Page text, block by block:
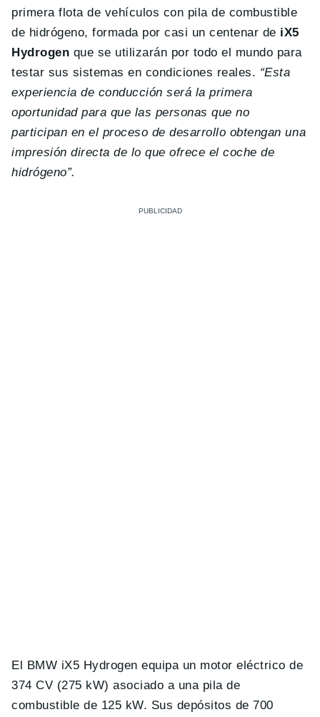
primera flota de vehículos con pila de combustible
de hidrógeno, formada por casi un centenar de iX5
Hydrogen que se utilizarán por todo el mundo para
testar sus sistemas en condiciones reales. “Esta
experiencia de conducción será la primera
oportunidad para que las personas que no
participan en el proceso de desarrollo obtengan una
impresión directa de lo que ofrece el coche de
hidrógeno”.
El BMW iX5 Hydrogen equipa un motor eléctrico de
374 CV (275 kW) asociado a una pila de
combustible de 125 kW. Sus depósitos de 700